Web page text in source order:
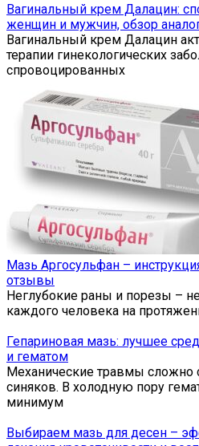
Вагинальный крем Далацин:
женщин и мужчин, обзор
Вагинальный крем Далацин
терапии гинекологических
спровоцированных
Мазь Аргосульфан –
отзывы
Неглубокие раны и порезы –
каждого человека на
Гепариновая мазь: лучшее
и гематом
Механические травмы сложно
синяков. В холодную пору
минимум
Выбираем мазь для десен –